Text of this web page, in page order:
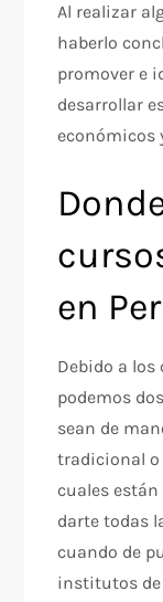
Al realizar
haberlo
promover e
desarrollar
económicos
en
Debido a
podemos
sean de
tradicional
cuales
darte todas
cuando de
institutos de